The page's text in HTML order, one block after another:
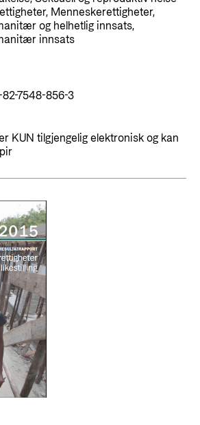
utvikling
for investeringer i
med privat sektor
Menneskerettigheter,
og helhetlig innsats,
innsats
7548-856-3
KUN tilgjengelig elektronisk og kan